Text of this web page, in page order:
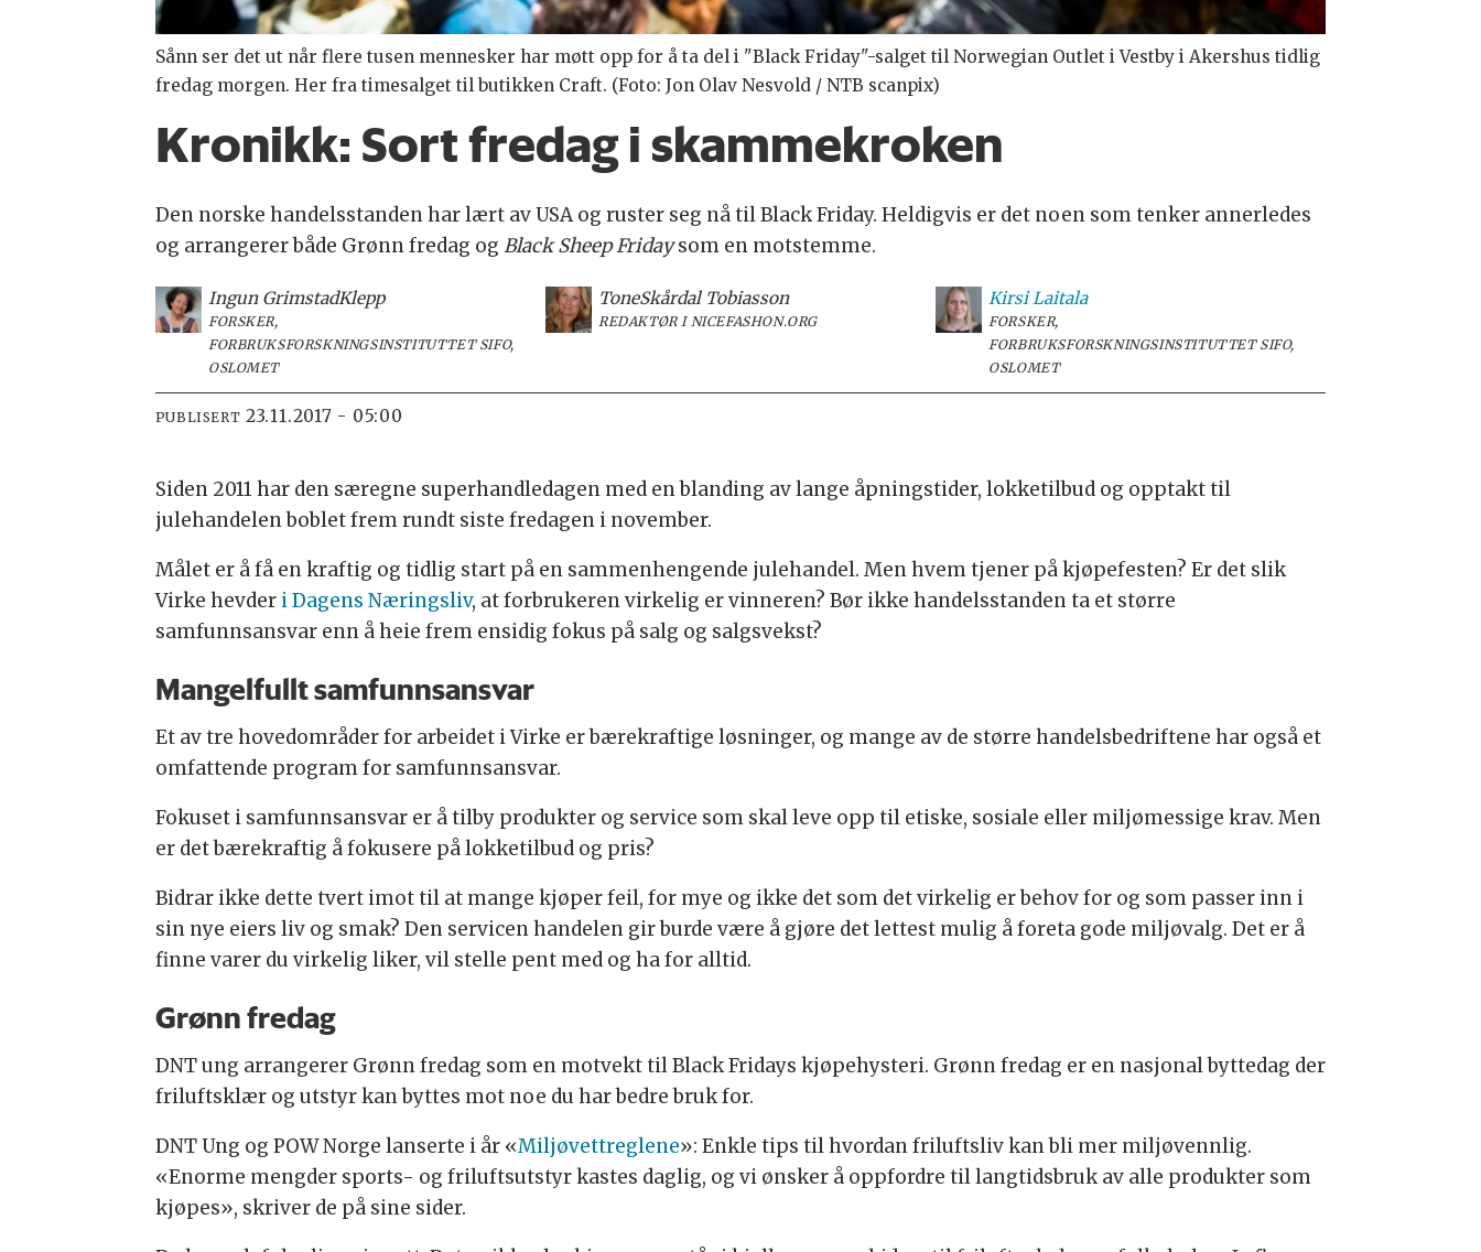
Sånn ser det ut når flere tusen mennesker har møtt opp for å ta del i "Black Friday"-salget til Norwegian Outlet i Vestby i Akershus tidlig
fredag morgen. Her fra timesalget til butikken Craft. (Foto: Jon Olav Nesvold / NTB scanpix)
Kronikk: Sort fredag i skammekroken
Den norske handelsstanden har lært av USA og ruster seg nå til Black Friday. Heldigvis er det noen som tenker annerledes
og arrangerer både Grønn fredag og Black Sheep Fridaysom en motstemme.
Ingun GrimstadKlepp
FORSKER,
FORBRUKSFORSKNINGSINSTITUTTET SIFO,
OSLOMET
ToneSkårdal Tobiasson
REDAKTØR I NICEFASHON.ORG
Kirsi Laitala
FORSKER,
FORBRUKSFORSKNINGSINSTITUTTET SIFO,
OSLOMET
PUBLISERT 23.11.2017 - 05:00
Siden 2011 har den særegne superhandledagen med en blanding av lange åpningstider, lokketilbud og opptakt til
julehandelen boblet frem rundt siste fredagen i november.
Målet er å få en kraftig og tidlig start på en sammenhengende julehandel. Men hvem tjener på kjøpefesten? Er det slik
Virke hevder i Dagens Næringsliv, at forbrukeren virkelig er vinneren? Bør ikke handelsstanden ta et større
samfunnsansvar enn å heie frem ensidig fokus på salg og salgsvekst?
Mangelfullt samfunnsansvar
Et av tre hovedområder for arbeidet i Virke er bærekraftige løsninger, og mange av de større handelsbedriftene har også et
omfattende program for samfunnsansvar.
Fokuset i samfunnsansvar er å tilby produkter og service som skal leve opp til etiske, sosiale eller miljømessige krav. Men
er det bærekraftig å fokusere på lokketilbud og pris?
Bidrar ikke dette tvert imot til at mange kjøper feil, for mye og ikke det som det virkelig er behov for og som passer inn i
sin nye eiers liv og smak? Den servicen handelen gir burde være å gjøre det lettest mulig å foreta gode miljøvalg. Det er å
finne varer du virkelig liker, vil stelle pent med og ha for alltid.
Grønn fredag
DNT ung arrangerer Grønn fredag som en motvekt til Black Fridays kjøpehysteri. Grønn fredag er en nasjonal byttedag der
friluftsklær og utstyr kan byttes mot noe du har bedre bruk for.
DNT Ung og POW Norge lanserte i år «Miljøvettreglene»: Enkle tips til hvordan friluftsliv kan bli mer miljøvennlig.
«Enorme mengder sports- og friluftsutstyr kastes daglig, og vi ønsker å oppfordre til langtidsbruk av alle produkter som
kjøpes», skriver de på sine sider.